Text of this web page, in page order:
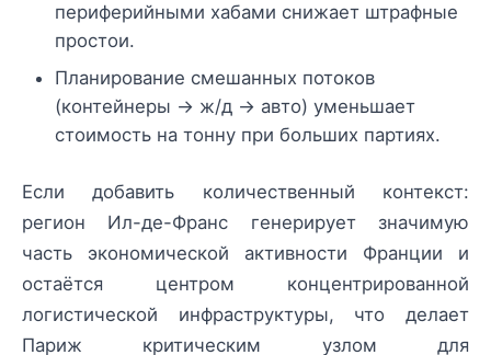
периферийными хабами снижает штрафные
простои.
Планирование смешанных потоков
(контейнеры → ж/д → авто) уменьшает
стоимость на тонну при больших партиях.
Если добавить количественный контекст:
регион Ил-де-Франс генерирует значимую
часть экономической активности Франции и
остаётся центром концентрированной
логистической инфраструктуры, что делает
Париж критическим узлом для